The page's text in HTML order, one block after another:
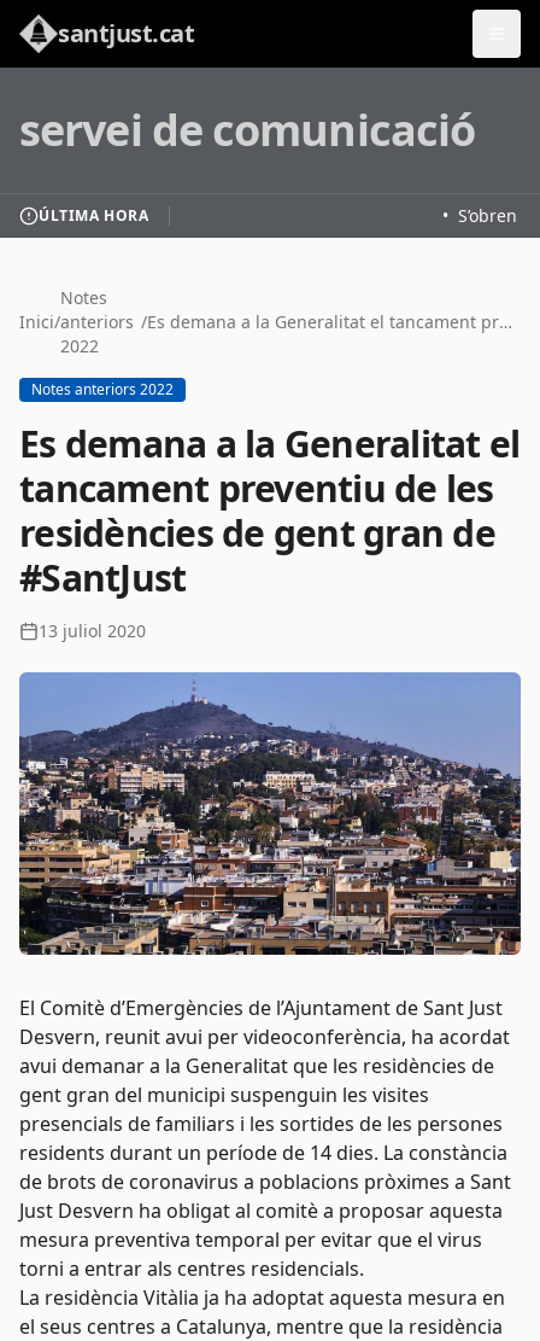
santjust.cat
servei de comunicació
ÚLTIMA HORA S’obren
Inici/
Notes
anteriors
2022
/ Es demana a la Generalitat el tancament preventiu de les residències de gent gran de #SantJust
Notes anteriors 2022
Es demana a la Generalitat el
tancament preventiu de les
residències de gent gran de
#SantJust
13 juliol 2020
El Comitè d’Emergències de l’Ajuntament de Sant Just
Desvern, reunit avui per videoconferència, ha acordat
avui demanar a la Generalitat que les residències de
gent gran del municipi suspenguin les visites
presencials de familiars i les sortides de les persones
residents durant un període de 14 dies. La constància
de brots de coronavirus a poblacions pròximes a Sant
Just Desvern ha obligat al comitè a proposar aquesta
mesura preventiva temporal per evitar que el virus
torni a entrar als centres residencials.
La residència Vitàlia ja ha adoptat aquesta mesura en
el seus centres a Catalunya, mentre que la residència